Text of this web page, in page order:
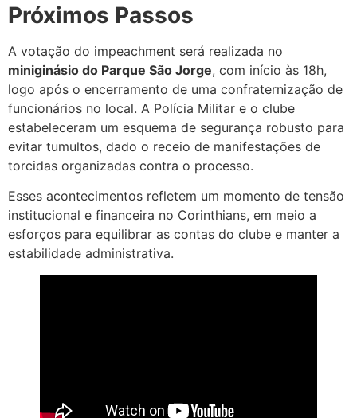
Próximos Passos
A votação do impeachment será realizada no
miniginásio do Parque São Jorge, com início às 18h,
logo após o encerramento de uma confraternização de
funcionários no local. A Polícia Militar e o clube
estabeleceram um esquema de segurança robusto para
evitar tumultos, dado o receio de manifestações de
torcidas organizadas contra o processo.
Esses acontecimentos refletem um momento de tensão
institucional e financeira no Corinthians, em meio a
esforços para equilibrar as contas do clube e manter a
estabilidade administrativa.